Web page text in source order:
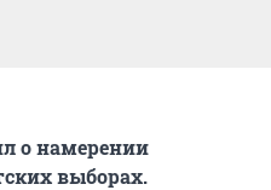
о намерении
выборах.